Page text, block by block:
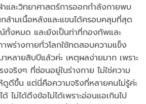
าและวิทยาศาสตร์การออกกำลังกายพบ
ล้ามเนื้อหลังและแขนได้ครอบคลุมที่สุด
ทั้งหมด และยังเป็นท่าที่กองทัพและ
พร่างกายทั่วโลกใช้ทดสอบความแข็ง
หลายสิบปีแล้วค่ะ เหตุผลง่ายมาก เพราะ
จริงๆ ที่ซ่อนอยู่ในร่างกาย ไม่ใช่ความ
ดูดีขึ้น แต่นี่คือความจริงที่หลายคนไม่รู้ค่ะ
ไม่ได้ดึงข้อไม่ได้เพราะอ่อนแอเกินไป